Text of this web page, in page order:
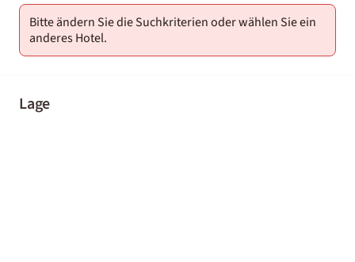
Bitte ändern Sie die Suchkriterien oder wählen Sie ein
anderes Hotel.
Lage